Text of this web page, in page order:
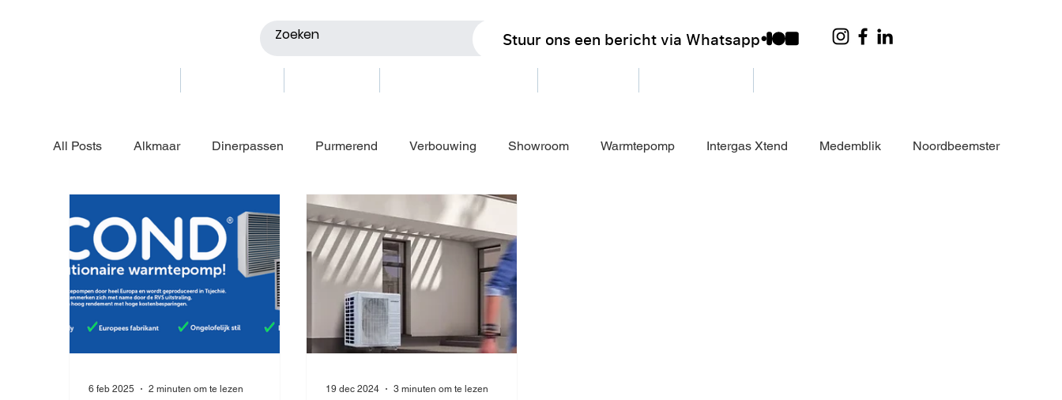
Stuur ons een bericht via Whatsapp
All Posts Alkmaar Dinerpassen Purmerend Verbouwing Showroom Warmtepomp Intergas Xtend Medemblik Noordbeemster
Bergen Haarlem Egmond aan Zee
Qblades zaagbladen Brouwer informatieartikelen Restaurants
Brouwer Wormerveer Intergas
6 feb 2025 2 minuten om te lezen 19 dec 2024 3 minuten om te lezen